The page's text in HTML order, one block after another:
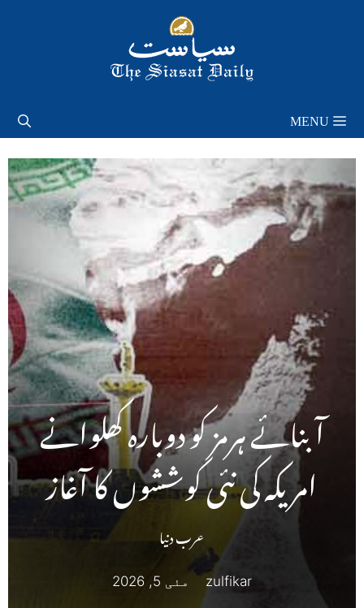
MENU
آبنائے ہرمز کو دوبارہ کھلوانے
امریکہ کی نئی کوششوں کا آغاز
عرب دنیا
zulfikar مئی 5, 2026